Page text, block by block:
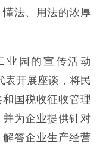
法、用法的浓厚
业园的宣传活动
表开展座谈，将民
国税收征收管理
为企业提供针对
答企业生产经营